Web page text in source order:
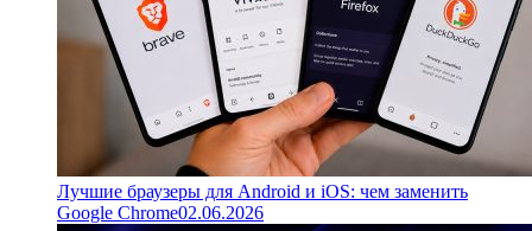
Лучшие браузеры для Android и iOS: чем заменить
Google Chrome02.06.2026